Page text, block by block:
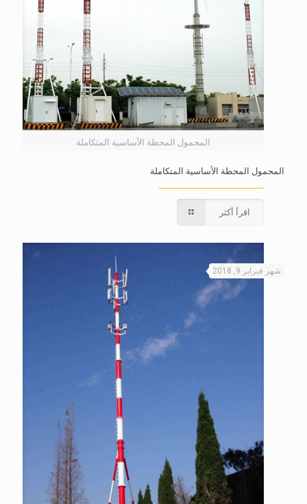
المحمول المحطة الأساسية المتكاملة
المحمول المحطة الأساسية المتكاملة
اقرأ أكثر
شهر فبراير 9, 2018